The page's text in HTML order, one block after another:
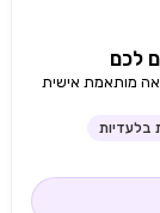
לכם
מותאמת אישית
בלעדיות